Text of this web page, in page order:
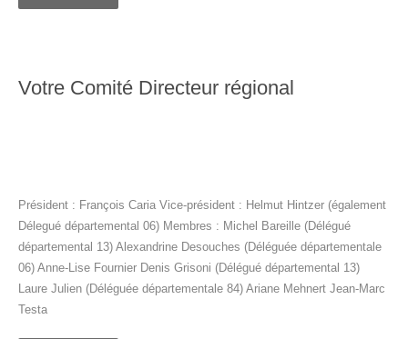
Votre Comité Directeur régional
Président : François Caria Vice-président : Helmut Hintzer (également
Délegué départemental 06) Membres : Michel Bareille (Délégué
départemental 13) Alexandrine Desouches (Déléguée départementale
06) Anne-Lise Fournier Denis Grisoni (Délégué départemental 13)
Laure Julien (Déléguée départementale 84) Ariane Mehnert Jean-Marc
Testa